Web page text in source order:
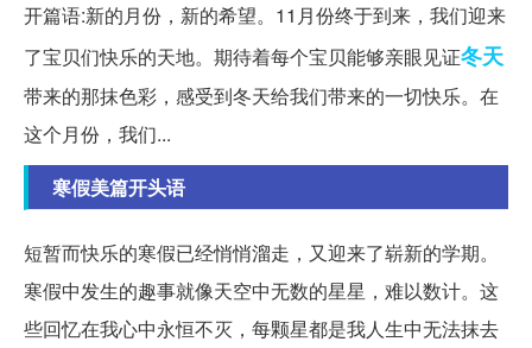
开篇语:新的月份，新的希望。11月份终于到来，我们迎来
了宝贝们快乐的天地。期待着每个宝贝能够亲眼见证冬天
带来的那抹色彩，感受到冬天给我们带来的一切快乐。在
这个月份，我们...
寒假美篇开头语
短暂而快乐的寒假已经悄悄溜走，又迎来了崭新的学期。
寒假中发生的趣事就像天空中无数的星星，难以数计。这
些回忆在我心中永恒不灭，每颗星都是我人生中无法抹去